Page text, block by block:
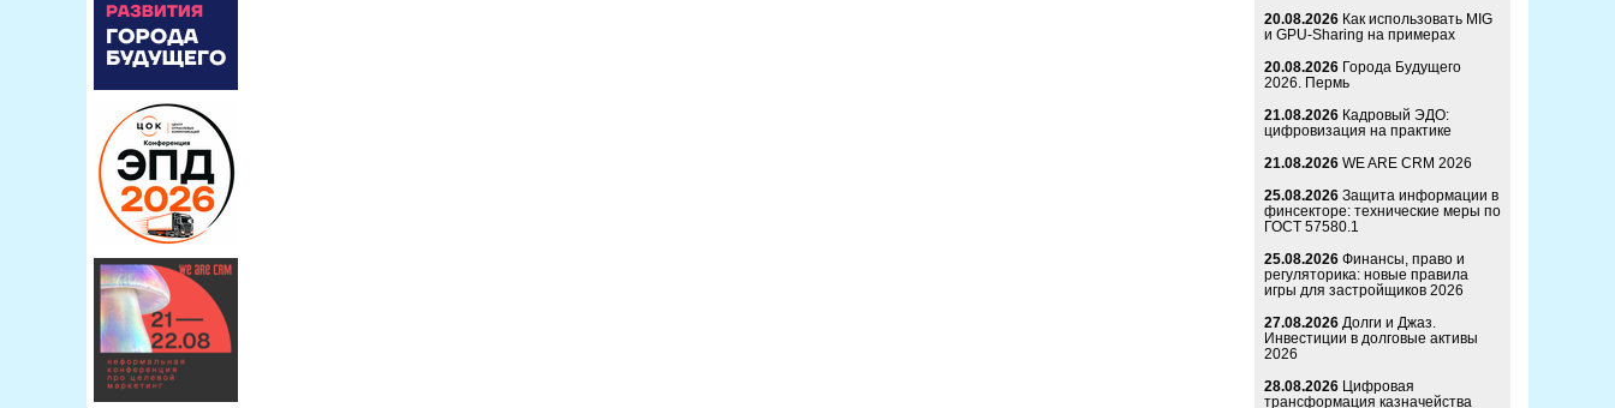
20.08.2026 Как использовать MIG
и GPU-Sharing на примерах
20.08.2026 Города Будущего
2026. Пермь
21.08.2026 Кадровый ЭДО:
цифровизация на практике
21.08.2026 WE ARE CRM 2026
25.08.2026 Защита информации в
финсекторе: технические меры по
ГОСТ 57580.1
25.08.2026 Финансы, право и
регуляторика: новые правила
игры для застройщиков 2026
27.08.2026 Долги и Джаз.
Инвестиции в долговые активы
2026
28.08.2026 Цифровая
трансформация казначейства